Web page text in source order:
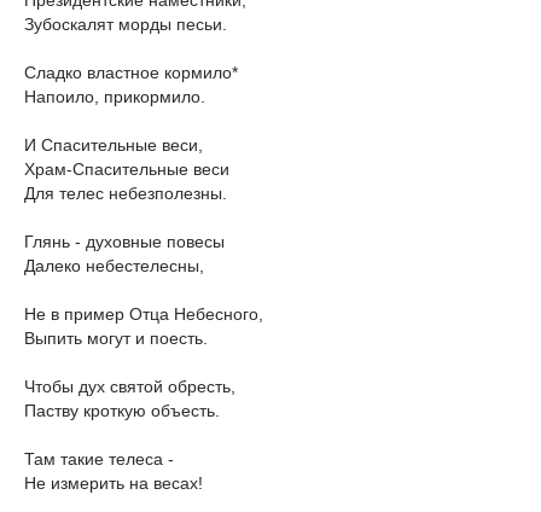
Зубоскалят морды песьи.
Сладко властное кормило*
Напоило, прикормило.
И Спасительные веси,
Храм-Спасительные веси
Для телес небезполезны.
Глянь - духовные повесы
Далеко небестелесны,
Не в пример Отца Небесного,
Выпить могут и поесть.
Чтобы дух святой обресть,
Паству кроткую объесть.
Там такие телеса -
Не измерить на весах!